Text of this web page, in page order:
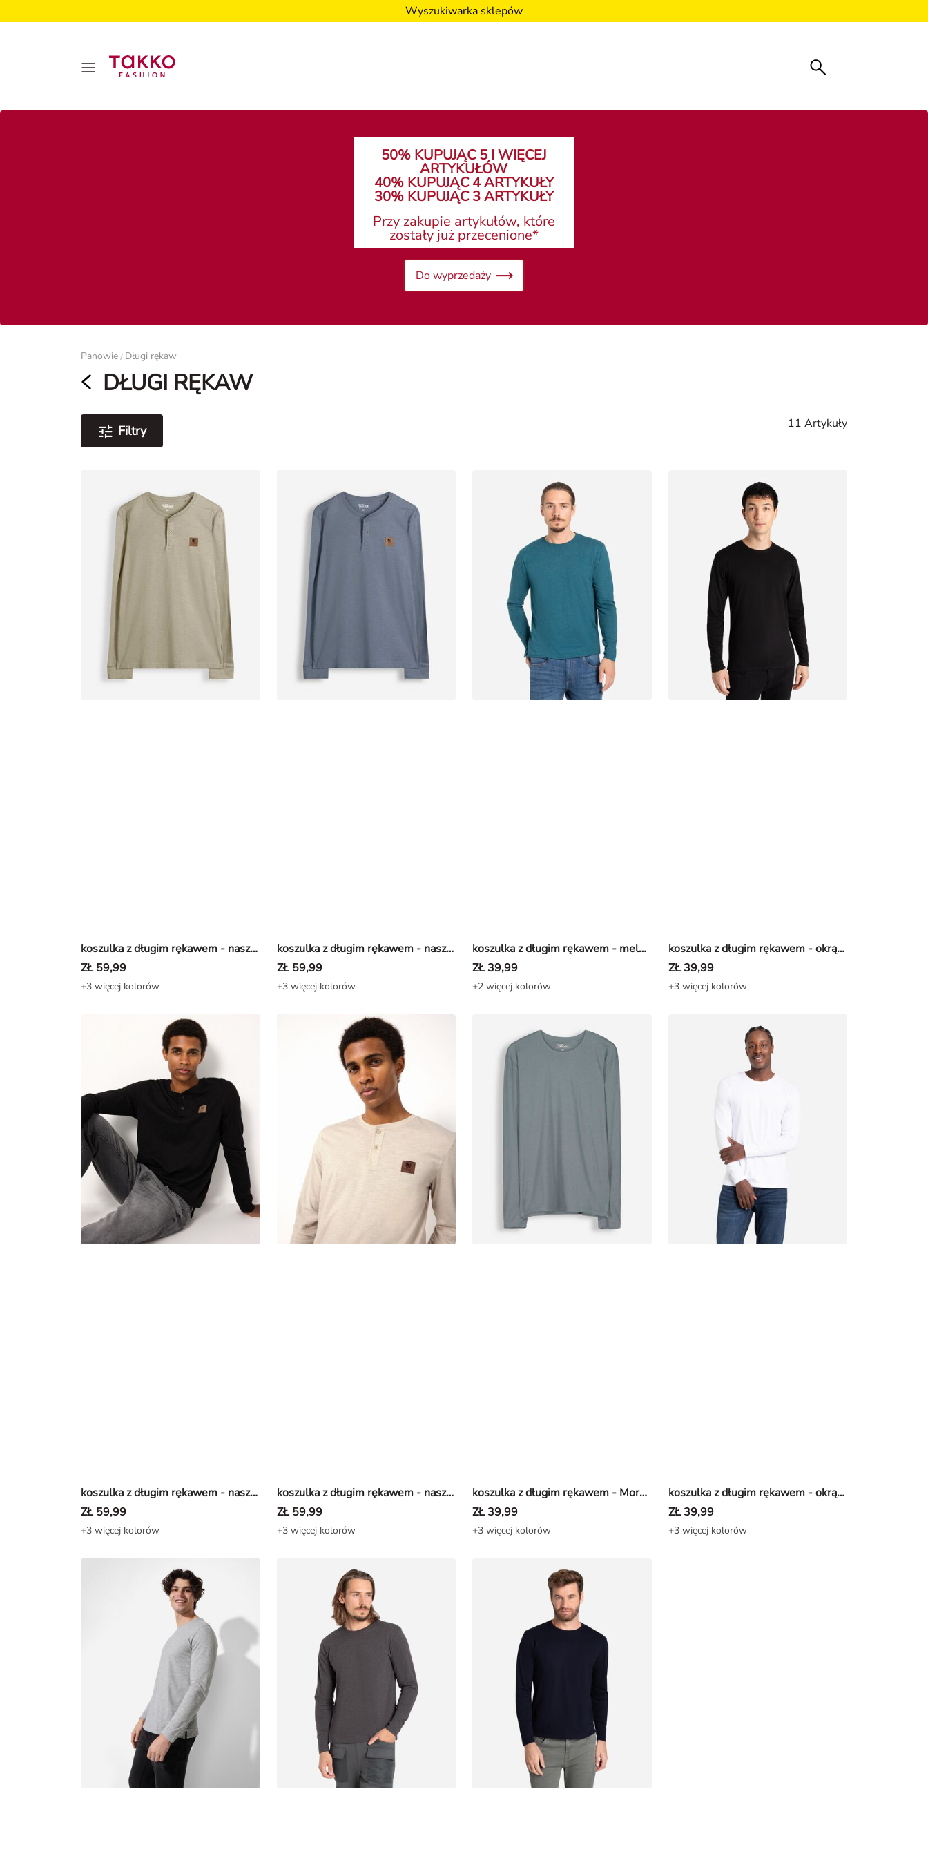
Wyszukiwarka sklepów
50% KUPUJĄC 5 I WIĘCEJ
ARTYKUŁÓW
40% KUPUJĄC 4 ARTYKUŁY
30% KUPUJĄC 3 ARTYKUŁY
Przy zakupie artykułów, które
zostały już przecenione*
Do wyprzedaży
Panowie / Długi rękaw
DŁUGI RĘKAW
Filtry 11 Artykuły
koszulka z długim rękawem - naszywka - Khaki
ZŁ 59,99
+3 więcej kolorów
koszulka z długim rękawem - naszywka - Morski
ZŁ 59,99
+3 więcej kolorów
koszulka z długim rękawem - melanżowy - Morski
ZŁ 39,99
+2 więcej kolorów
koszulka z długim rękawem - okrągły dekolt - Czarny
ZŁ 39,99
+3 więcej kolorów
koszulka z długim rękawem - naszywka - Czarny
ZŁ 59,99
+3 więcej kolorów
koszulka z długim rękawem - naszywka - Beżowy
ZŁ 59,99
+3 więcej kolorów
koszulka z długim rękawem - Morski
ZŁ 39,99
+3 więcej kolorów
koszulka z długim rękawem - okrągły dekolt - bialy
ZŁ 39,99
+3 więcej kolorów